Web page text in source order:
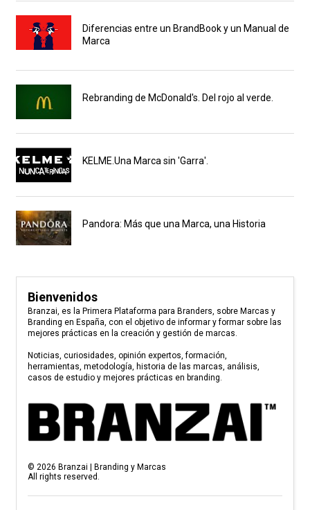
Diferencias entre un BrandBook y un Manual de
Marca
Rebranding de McDonald's. Del rojo al verde.
KELME.Una Marca sin 'Garra'.
Pandora: Más que una Marca, una Historia
Bienvenidos
Branzai, es la Primera Plataforma para Branders, sobre Marcas y
Branding en España, con el objetivo de informar y formar sobre las
mejores prácticas en la creación y gestión de marcas.
Noticias, curiosidades, opinión expertos, formación,
herramientas, metodología, historia de las marcas, análisis,
casos de estudio y mejores prácticas en branding.
© 2026 Branzai | Branding y Marcas
All rights reserved.